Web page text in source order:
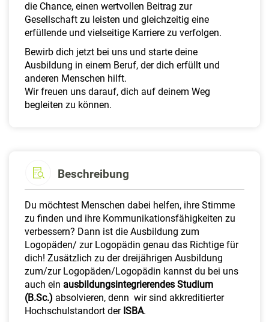
die Chance, einen wertvollen Beitrag zur
Gesellschaft zu leisten und gleichzeitig eine
erfüllende und vielseitige Karriere zu verfolgen.
Bewirb dich jetzt bei uns und starte deine
Ausbildung in einem Beruf, der dich erfüllt und
anderen Menschen hilft.
Wir freuen uns darauf, dich auf deinem Weg
begleiten zu können.
Beschreibung
Du möchtest Menschen dabei helfen, ihre Stimme
zu finden und ihre Kommunikationsfähigkeiten zu
verbessern? Dann ist die Ausbildung zum
Logopäden/ zur Logopädin genau das Richtige für
dich! Zusätzlich zu der dreijährigen Ausbildung
zum/zur Logopäden/Logopädin kannst du bei uns
auch ein ausbildungsintegrierendes Studium
(B.Sc.) absolvieren, denn wir sind akkreditierter
Hochschulstandort der ISBA.